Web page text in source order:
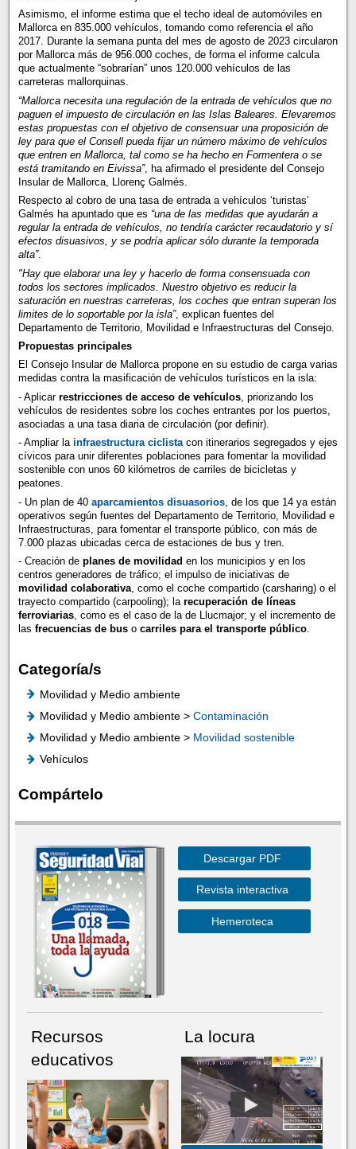
Asimismo, el informe estima que el techo ideal de automóviles en
Mallorca en 835.000 vehículos, tomando como referencia el año
2017. Durante la semana punta del mes de agosto de 2023 circularon
por Mallorca más de 956.000 coches, de forma el informe calcula
que actualmente “sobrarían” unos 120.000 vehículos de las
carreteras mallorquinas.
“Mallorca necesita una regulación de la entrada de vehículos que no
paguen el impuesto de circulación en las Islas Baleares. Elevaremos
estas propuestas con el objetivo de consensuar una proposición de
ley para que el Consell pueda fijar un número máximo de vehículos
que entren en Mallorca, tal como se ha hecho en Formentera o se
está tramitando en Eivissa”, ha afirmado el presidente del Consejo
Insular de Mallorca, Llorenç Galmés.
Respecto al cobro de una tasa de entrada a vehículos ‘turistas’
Galmés ha apuntado que es “una de las medidas que ayudarán a
regular la entrada de vehículos, no tendría carácter recaudatorio y sí
efectos disuasivos, y se podría aplicar sólo durante la temporada
alta”.
"Hay que elaborar una ley y hacerlo de forma consensuada con
todos los sectores implicados. Nuestro objetivo es reducir la
saturación en nuestras carreteras, los coches que entran superan los
limites de lo soportable por la isla”, explican fuentes del
Departamento de Territorio, Movilidad e Infraestructuras del Consejo.
Propuestas principales
El Consejo Insular de Mallorca propone en su estudio de carga varias
medidas contra la masificación de vehículos turísticos en la isla:
- Aplicar restricciones de acceso de vehículos, priorizando los
vehículos de residentes sobre los coches entrantes por los puertos,
asociadas a una tasa diaria de circulación (por definir).
- Ampliar la infraestructura ciclistacon itinerarios segregados y ejes
cívicos para unir diferentes poblaciones para fomentar la movilidad
sostenible con unos 60 kilómetros de carriles de bicicletas y
peatones.
- Un plan de 40 aparcamientos disuasorios, de los que 14 ya están
operativos según fuentes del Departamento de Territorio, Movilidad e
Infraestructuras, para fomentar el transporte público, con más de
7.000 plazas ubicadas cerca de estaciones de bus y tren.
- Creación de planes de movilidad en los municipios y en los
centros generadores de tráfico; el impulso de iniciativas de
movilidad colaborativa, como el coche compartido (carsharing) o el
trayecto compartido (carpooling); la recuperación de líneas
ferroviarias, como es el caso de la de Llucmajor; y el incremento de
las frecuencias de buso carriles para el transporte público.
Categoría/s
Movilidad y Medio ambiente
Movilidad y Medio ambiente > Contaminación
Movilidad y Medio ambiente > Movilidad sostenible
Vehículos
Compártelo
Descargar PDF
Revista interactiva
Hemeroteca
Recursos
educativos
La locura